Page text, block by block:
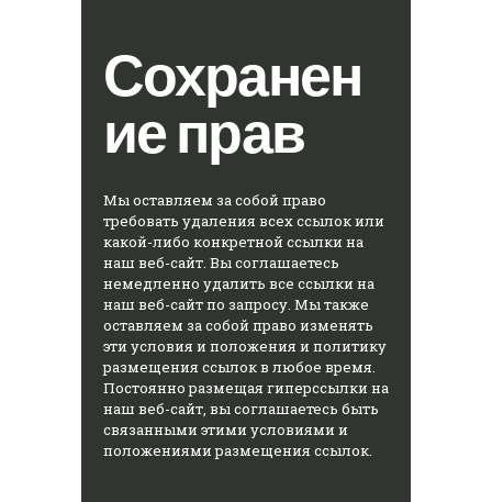
Сохранен
ие прав
Мы оставляем за собой право
требовать удаления всех ссылок или
какой-либо конкретной ссылки на
наш веб-сайт. Вы соглашаетесь
немедленно удалить все ссылки на
наш веб-сайт по запросу. Мы также
оставляем за собой право изменять
эти условия и положения и политику
размещения ссылок в любое время.
Постоянно размещая гиперссылки на
наш веб-сайт, вы соглашаетесь быть
связанными этими условиями и
положениями размещения ссылок.